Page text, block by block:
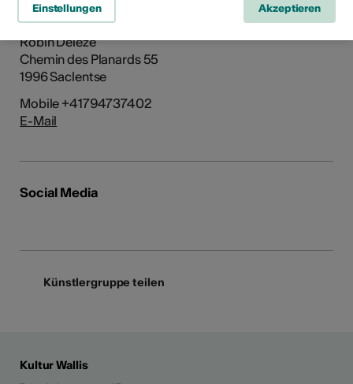
Booking Kontakt
Robin Délèze
Chemin des Planards 55
1996 Saclentse
Mobile +41794737402
E-Mail
Social Media
Künstlergruppe teilen
Kultur Wallis
Einstellungen Akzeptieren